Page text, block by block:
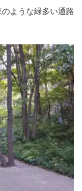
ような緑多い通路